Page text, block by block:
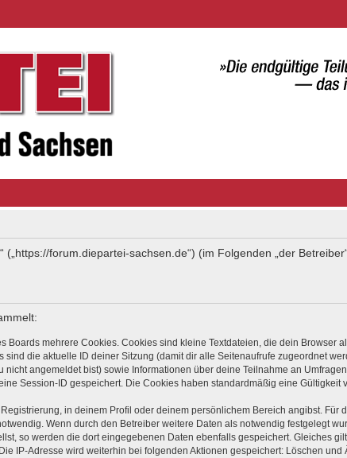
(„https://forum.diepartei-sachsen.de“) (im Folgenden „der
Boards mehrere Cookies. Cookies sind kleine Textdateien, die dein Browser
die aktuelle ID deiner Sitzung (damit dir alle Seitenaufrufe zugeordnet
angemeldet bist) sowie Informationen über deine Teilnahme an
Session-ID gespeichert. Die Cookies haben standardmäßig eine Gültigkeit
in deinem Profil oder deinem persönlichem Bereich angibst. Für
Wenn durch den Betreiber weitere Daten als notwendig festgelegt
so werden die dort eingegebenen Daten ebenfalls gespeichert. Gleiches
IP-Adresse wird weiterhin bei folgenden Aktionen gespeichert: Löschen